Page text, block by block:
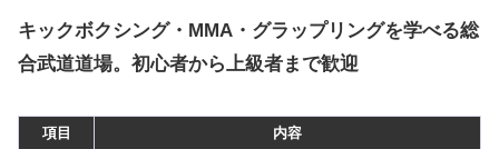
キックボクシング・MMA・グラップリングを学べる総
合武道道場。初心者から上級者まで歓迎
項目
内容